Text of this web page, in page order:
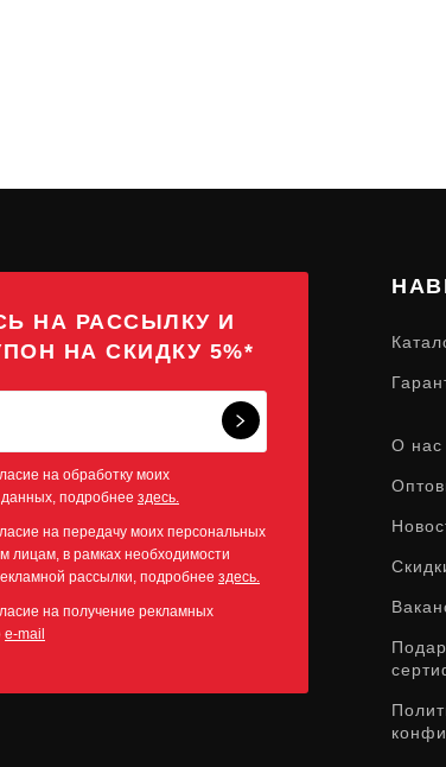
НА РАССЫЛКУ И
НА СКИДКУ 5%*
на обработку моих
подробнее здесь.
на передачу моих персональных
лицам, в рамках необходимости
рассылки, подробнее здесь.
на получение рекламных
e-mail
О нас